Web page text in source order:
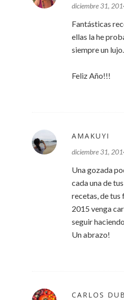
diciembre 31,
Fantásticas
ellas la he
siempre un lujo...
Feliz Año!!!
AMAKUYI
diciembre 31,
Una gozada
cada una de
recetas, de tus
2015 venga
seguir
Un abrazo!
CARLOS